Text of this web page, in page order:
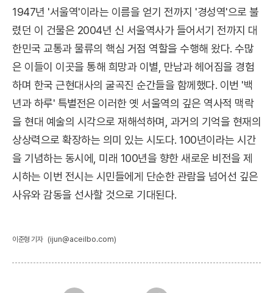
1947년 '서울역'이라는 이름을 얻기 전까지 '경성역'으로 불
렸던 이 건물은 2004년 신 서울역사가 들어서기 전까지 대
한민국 교통과 물류의 핵심 거점 역할을 수행해 왔다. 수많
은 이들이 이곳을 통해 희망과 이별, 만남과 헤어짐을 경험
하며 한국 근현대사의 굴곡진 순간들을 함께했다. 이번 '백
년과 하루' 특별전은 이러한 옛 서울역의 깊은 역사적 맥락
을 현대 예술의 시각으로 재해석하며, 과거의 기억을 현재의
상상력으로 확장하는 의미 있는 시도다. 100년이라는 시간
을 기념하는 동시에, 미래 100년을 향한 새로운 비전을 제
시하는 이번 전시는 시민들에게 단순한 관람을 넘어선 깊은
사유와 감동을 선사할 것으로 기대된다.
이준형 기자 (ijun@aceilbo.com)